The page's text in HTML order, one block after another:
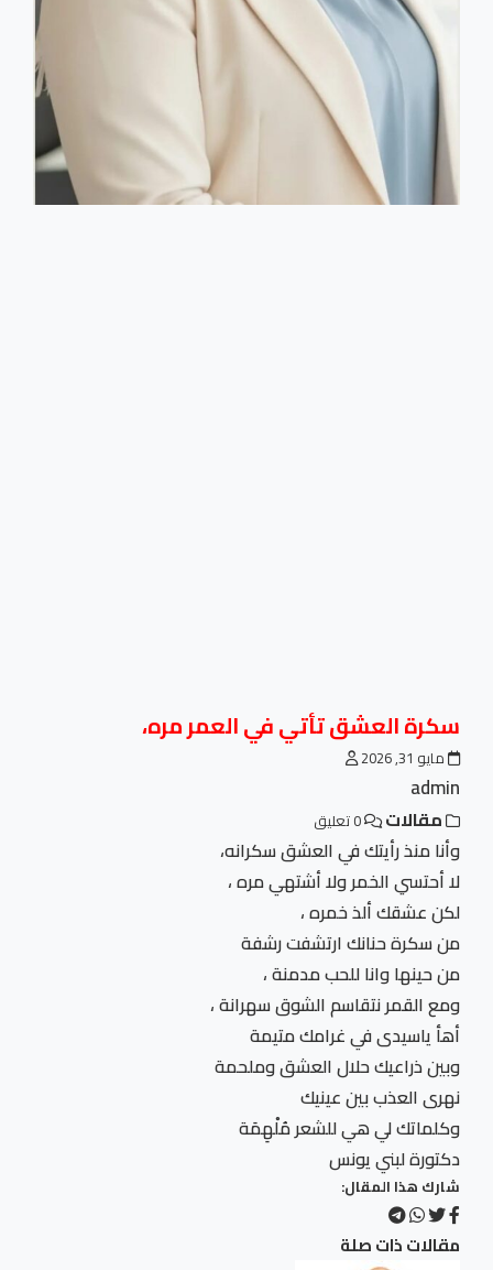
سكرة العشق تأتي في العمر مره،
مايو 31, 2026
admin
مقالات
وأنا منذ رأيتك في العشق سكرانه،
لا أحتسي الخمر ولا أشتهي مره ،
لكن عشقك ألذ خمره ،
من سكرة حنانك ارتشفت رشفة
من حينها وانا للحب مدمنة ،
ومع القمر نتقاسم الشوق سهرانة ،
أهأ ياسيدى في غرامك متيمة
وبين ذراعيك حلال العشق وملحمة
نهرى العذب بين عينيك
وكلماتك لي هي للشعر مُلْهِمَة
دكتورة لبني يونس
شارك هذا المقال:
مقالات ذات صلة